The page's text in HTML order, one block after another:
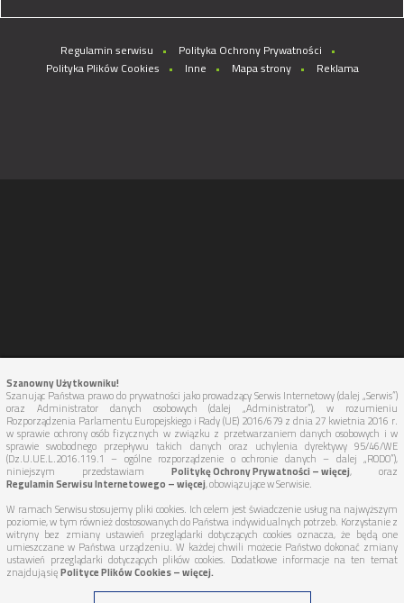
Regulamin serwisu
Polityka Ochrony Prywatności
Polityka Plików Cookies
Inne Mapa strony Reklama
Copyright ©WYWOZ-GRUZU.PL2026 All Rights Reserved.
Realizacja:Interprom.pl - Domeny premium, pozycjonowanie,
Szanowny Użytkowniku!
Szanując Państwa prawo do prywatności jako prowadzący Serwis Internetowy (dalej „Serwis”)
oraz Administrator danych osobowych (dalej „Administrator”), w rozumieniu
Rozporządzenia Parlamentu Europejskiego i Rady (UE) 2016/679 z dnia 27 kwietnia 2016 r.
w sprawie ochrony osób fizycznych w związku z przetwarzaniem danych osobowych i w
sprawie swobodnego przepływu takich danych oraz uchylenia dyrektywy 95/46/WE
(Dz.U.UE.L.2016.119.1 – ogólne rozporządzenie o ochronie danych – dalej „RODO”),
niniejszym przedstawiam Politykę Ochrony Prywatności – więcej, oraz
Regulamin Serwisu Internetowego – więcej, obowiązujące w Serwisie.
W ramach Serwisu stosujemy pliki cookies. Ich celem jest świadczenie usług na najwyższym
poziomie, w tym również dostosowanych do Państwa indywidualnych potrzeb. Korzystanie z
witryny bez zmiany ustawień przeglądarki dotyczących cookies oznacza, że będą one
umieszczane w Państwa urządzeniu. W każdej chwili możecie Państwo dokonać zmiany
ustawień przeglądarki dotyczących plików cookies. Dodatkowe informacje na ten temat
znajdują sięPolityce Plików Cookies – więcej.